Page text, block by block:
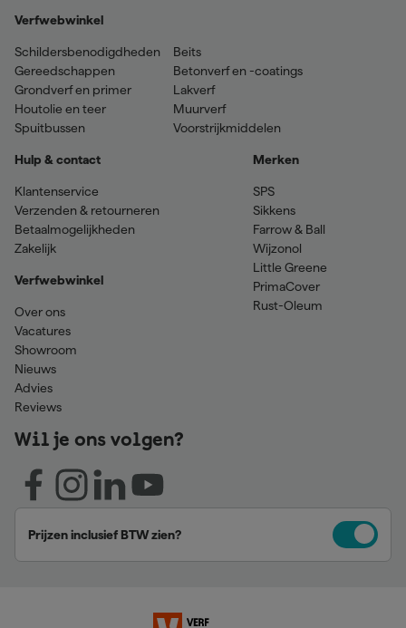
Verfwebwinkel
Schildersbenodigdheden
Gereedschappen
Grondverf en primer
Houtolie en teer
Spuitbussen
Beits
Betonverf en -coatings
Lakverf
Muurverf
Voorstrijkmiddelen
Hulp & contact
Klantenservice
Verzenden & retourneren
Betaalmogelijkheden
Zakelijk
Verfwebwinkel
Over ons
Vacatures
Showroom
Nieuws
Advies
Reviews
Merken
SPS
Sikkens
Farrow & Ball
Wijzonol
Little Greene
PrimaCover
Rust-Oleum
Wil je ons volgen?
Prijzen inclusief BTW zien?